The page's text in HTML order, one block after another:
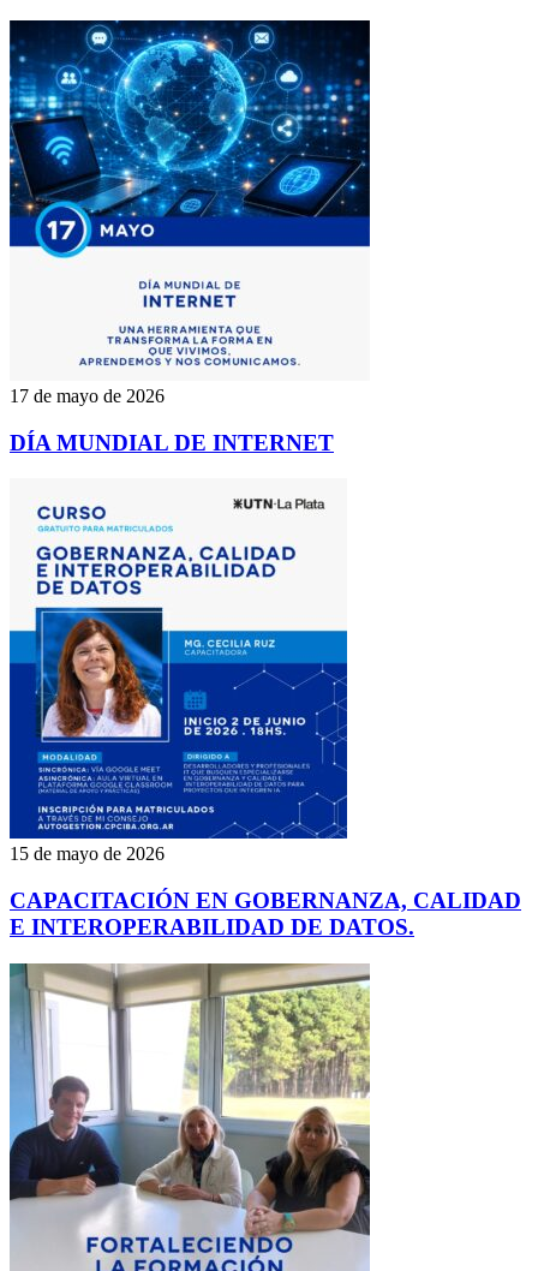
17 de mayo de 2026
DÍA MUNDIAL DE INTERNET
15 de mayo de 2026
CAPACITACIÓN EN GOBERNANZA, CALIDAD
E INTEROPERABILIDAD DE DATOS.